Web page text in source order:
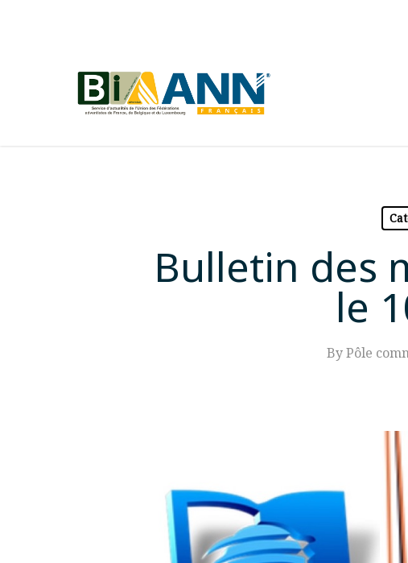
Bulletin des
le
ByPôle